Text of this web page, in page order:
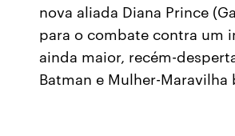
nova aliada Diana Prince
para o combate contra um
ainda maior, recém-
Batman e Mulher-